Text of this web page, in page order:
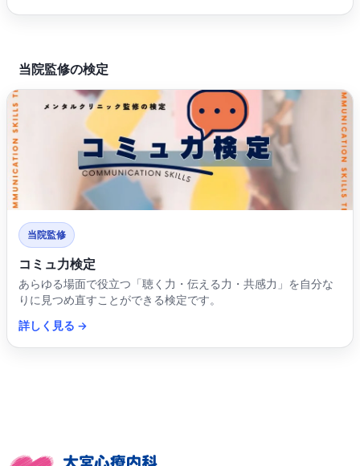
当院監修の検定
当院監修
コミュ力検定
あらゆる場面で役立つ「聴く力・伝える力・共感力」を自分な
りに見つめ直すことができる検定です。
詳しく見る →